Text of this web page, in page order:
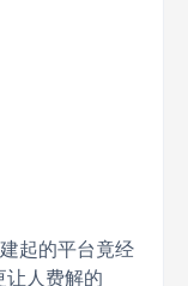
起的平台竟经
让人费解的